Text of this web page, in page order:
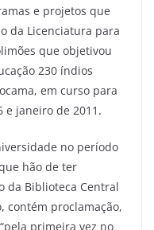
e projetos que
da Licenciatura para
que objetivou
230 índios
em curso para
e janeiro de 2011.
no período
hão de ter
da Biblioteca Central
contém proclamação,
primeira vez no